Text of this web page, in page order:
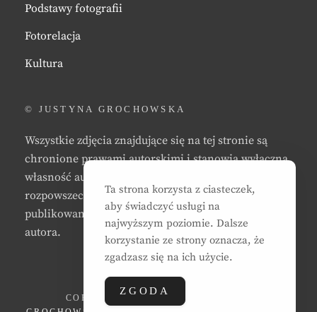
Podstawy fotografii
Fotorelacja
Kultura
© JUSTYNA GROCHOWSKA
Wszystkie zdjęcia znajdujące się na tej stronie są
chronione prawami autorskimi i stanowią wyłączną
własność autora strony. Zabrania się kopiowania,
rozpowszechniania, reprodukowania,
publikowania, i/lub modyfikowania zdjęć bez zgody
autora.
COPYRIGHT © 2026
Ta strona korzysta z ciasteczek,
aby świadczyć usługi na
najwyższym poziomie. Dalsze
korzystanie ze strony oznacza, że
zgadzasz się na ich użycie.
ZGODA